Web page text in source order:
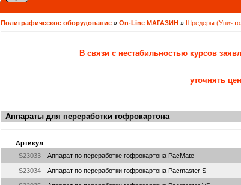
Полиграфическое оборудование » On-Line МАГАЗИН » Шредеры
В связи с нестабильностью курсов
уточнять
Аппараты для переработки гофрокартона
Артикул
S23033
Аппарат по переработке гофрокартона PacMate
S23034 Аппарат по переработки гофрокартона Pacmaster S